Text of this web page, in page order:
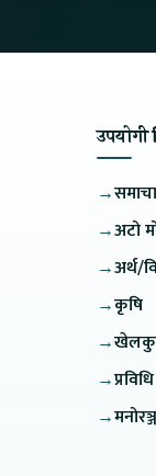
→
→अटो
→अर्थ/
→कृषि
→
→प्रविधि
→